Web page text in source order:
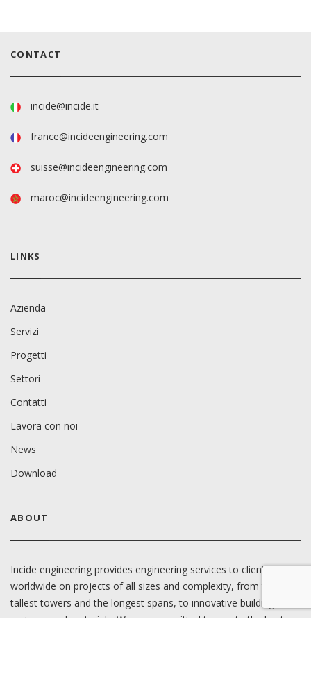
CONTACT
incide@incide.it
france@incideengineering.com
suisse@incideengineering.com
maroc@incideengineering.com
LINKS
Azienda
Servizi
Progetti
Settori
Contatti
Lavora con noi
News
Download
ABOUT
Incide engineering provides engineering services to clients
worldwide on projects of all sizes and complexity, from the
tallest towers and the longest spans, to innovative building
systems and materials. We are committed to create the best